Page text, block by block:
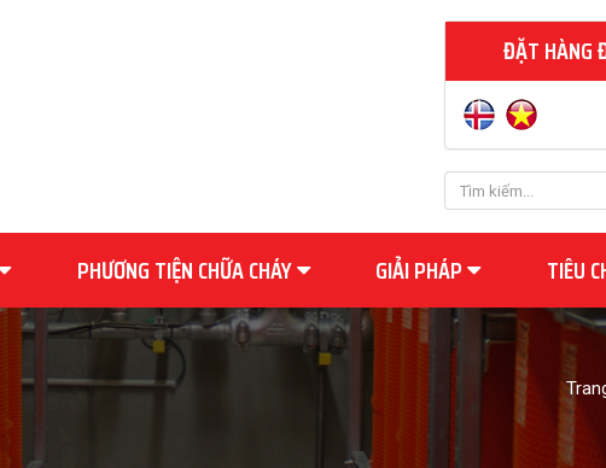
ĐẶT HÀNG
PHƯƠNG TIỆN CHỮA CHÁY GIẢI PHÁP TIÊU